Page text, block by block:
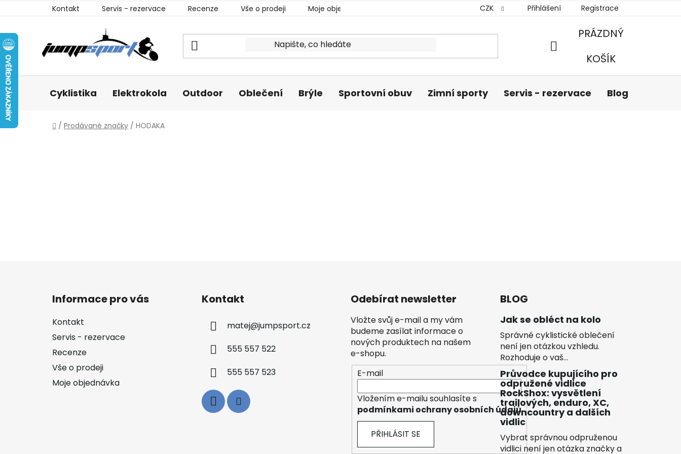
Kontakt Servis - rezervace Recenze Vše o prodeji Moje objednávka CZK Přihlášení Registrace
NÁKUPNÍ
PRÁZDNÝ
KOŠÍK
Cyklistika Elektrokola Outdoor Oblečení Brýle Sportovní obuv Zimní sporty Servis - rezervace Blog
Domů
/ Prodávané značky / HODAKA
Informace pro vás
Kontakt
Servis - rezervace
Recenze
Vše o prodeji
Moje objednávka
Kontakt
matej@jumpsport.cz
555 557 522
555 557 523
Odebírat newsletter
Vložte svůj e-mail a my vám
budeme zasílat informace o
nových produktech na našem
e-shopu.
E-mail
Vložením e-mailu souhlasíte s
podmínkami ochrany osobních údajů
PŘIHLÁSIT SE
BLOG
Jak se obléct na kolo
Správné cyklistické oblečení
není jen otázkou vzhledu.
Rozhoduje o vaš...
Průvodce kupujícího pro
odpružené vidlice
RockShox: vysvětlení
trailových, enduro, XC,
downcountry a dalších
vidlic
Vybrat správnou odpruženou
vidlici není jen otázka značky a